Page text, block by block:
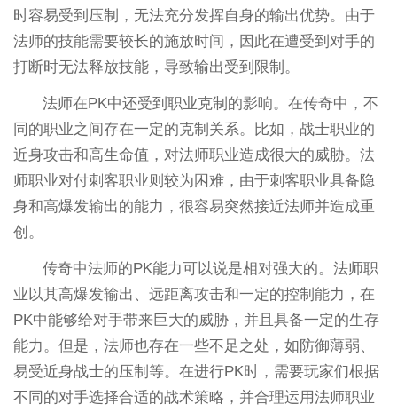
时容易受到压制，无法充分发挥自身的输出优势。由于
法师的技能需要较长的施放时间，因此在遭受到对手的
打断时无法释放技能，导致输出受到限制。
法师在PK中还受到职业克制的影响。在传奇中，不
同的职业之间存在一定的克制关系。比如，战士职业的
近身攻击和高生命值，对法师职业造成很大的威胁。法
师职业对付刺客职业则较为困难，由于刺客职业具备隐
身和高爆发输出的能力，很容易突然接近法师并造成重
创。
传奇中法师的PK能力可以说是相对强大的。法师职
业以其高爆发输出、远距离攻击和一定的控制能力，在
PK中能够给对手带来巨大的威胁，并且具备一定的生存
能力。但是，法师也存在一些不足之处，如防御薄弱、
易受近身战士的压制等。在进行PK时，需要玩家们根据
不同的对手选择合适的战术策略，并合理运用法师职业